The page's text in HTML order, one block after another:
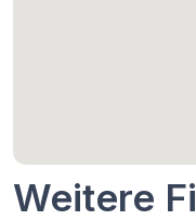
Weitere